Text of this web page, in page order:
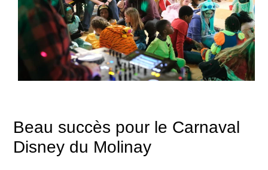
Beau succès pour le Carnaval
Disney du Molinay